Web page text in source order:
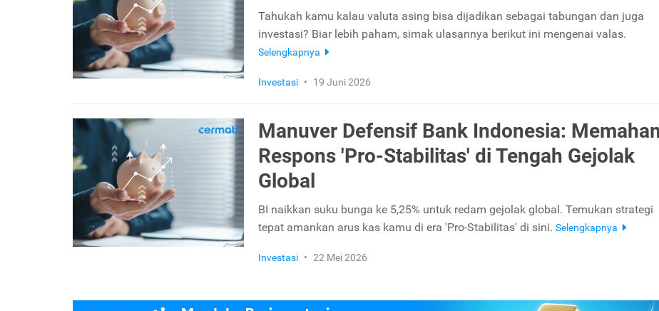
Tahukah kamu kalau valuta asing bisa dijadikan sebagai tabungan dan juga
investasi? Biar lebih paham, simak ulasannya berikut ini mengenai valas.
Selengkapnya
Investasi • 19 Juni 2026
Manuver Defensif Bank Indonesia:
Respons 'Pro-Stabilitas' di Tengah Gejolak
Global
BI naikkan suku bunga ke 5,25% untuk redam gejolak global. Temukan strategi
tepat amankan arus kas kamu di era 'Pro-Stabilitas' di sini. Selengkapnya
Investasi • 22 Mei 2026